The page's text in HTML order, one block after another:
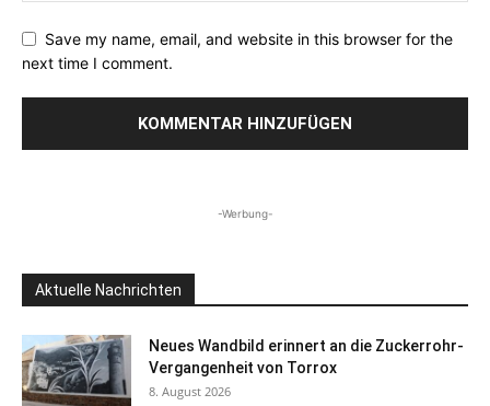
Save my name, email, and website in this browser for the
next time I comment.
-Werbung-
Aktuelle Nachrichten
Neues Wandbild erinnert an die Zuckerrohr-
Vergangenheit von Torrox
8. August 2026